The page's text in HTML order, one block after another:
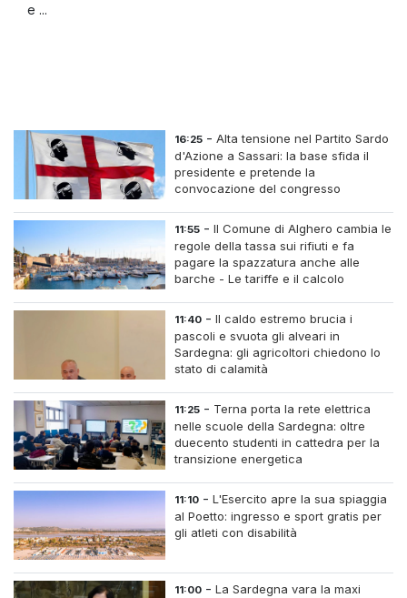
e ...
16:25 -Alta tensione nel Partito Sardo
d'Azione a Sassari: la base sfida il
presidente e pretende la
convocazione del congresso
11:55 -Il Comune di Alghero cambia le
regole della tassa sui rifiuti e fa
pagare la spazzatura anche alle
barche - Le tariffe e il calcolo
11:40 -Il caldo estremo brucia i
pascoli e svuota gli alveari in
Sardegna: gli agricoltori chiedono lo
stato di calamità
11:25 - Terna porta la rete elettrica
nelle scuole della Sardegna: oltre
duecento studenti in cattedra per la
transizione energetica
11:10 -L'Esercito apre la sua spiaggia
al Poetto: ingresso e sport gratis per
gli atleti con disabilità
11:00 -La Sardegna vara la maxi